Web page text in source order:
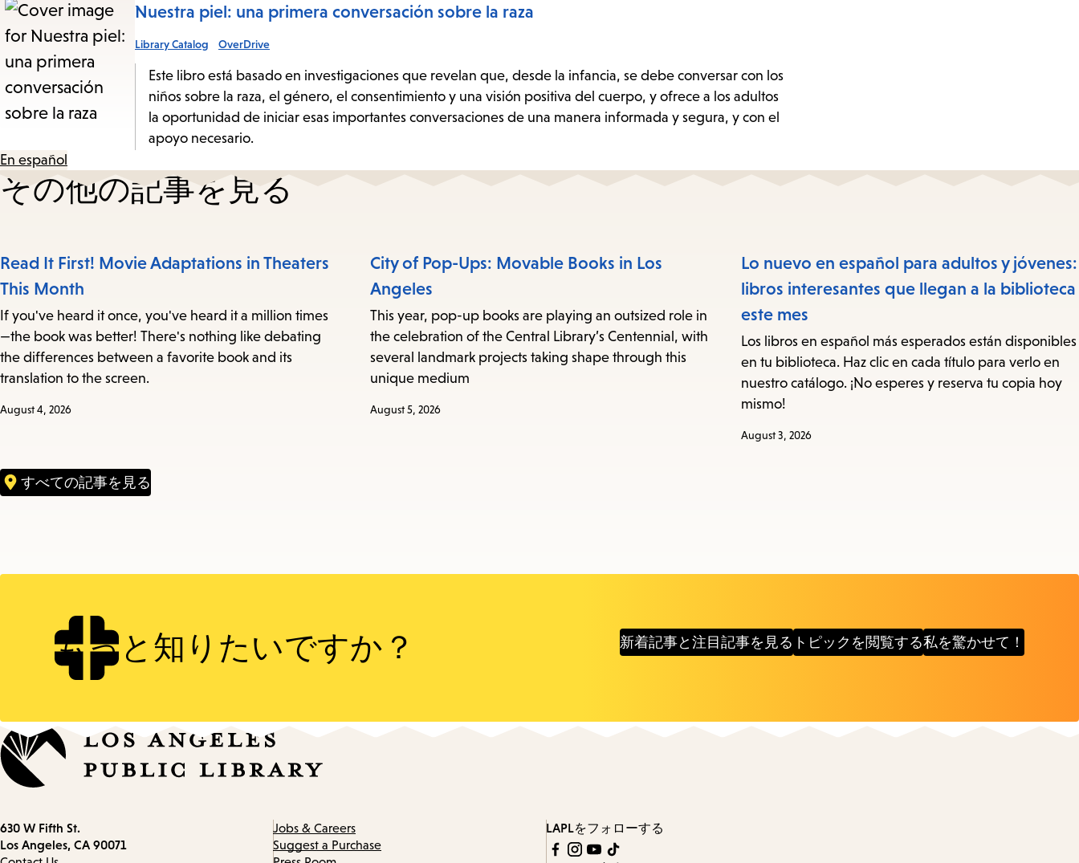
Nuestra piel: una primera conversación sobre la raza
Library Catalog OverDrive
Este libro está basado en investigaciones que revelan que, desde la infancia, se debe conversar con los
niños sobre la raza, el género, el consentimiento y una visión positiva del cuerpo, y ofrece a los adultos
la oportunidad de iniciar esas importantes conversaciones de una manera informada y segura, y con el
apoyo necesario.
En español
その他の記事を見る
Read It First! Movie Adaptations in Theaters
This Month
If you've heard it once, you've heard it a million times
—the book was better! There's nothing like debating
the differences between a favorite book and its
translation to the screen.
August 4, 2026
City of Pop-Ups: Movable Books in Los
Angeles
This year, pop-up books are playing an outsized role in
the celebration of the Central Library’s Centennial, with
several landmark projects taking shape through this
unique medium
August 5, 2026
Lo nuevo en español para adultos y jóvenes:
libros interesantes que llegan a la biblioteca
este mes
Los libros en español más esperados están disponibles
en tu biblioteca. Haz clic en cada título para verlo en
nuestro catálogo. ¡No esperes y reserva tu copia hoy
mismo!
August 3, 2026
すべての記事を見る
もっと知りたいですか？ 新着記事と注目記事を見る トピックを閲覧する私を驚かせて！
Contact
information
630 W Fifth St.
Los Angeles, CA 90071
Jobs & Careers
Suggest a Purchase
LAPLをフォローする